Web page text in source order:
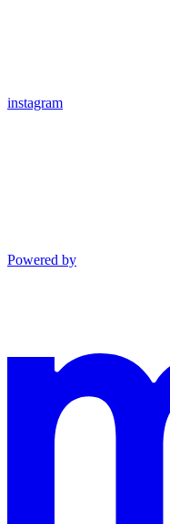
instagram
Powered by